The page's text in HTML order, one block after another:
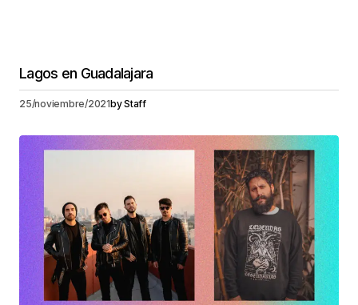
Lagos en Guadalajara
25/noviembre/2021byStaff